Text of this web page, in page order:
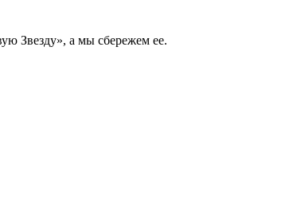
Звезду», а мы сбережем ее.